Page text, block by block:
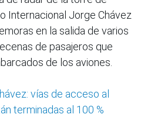
Internacional Jorge Chávez
en la salida de varios
de pasajeros que
de los aviones.
vías de acceso al
terminadas al 100 %